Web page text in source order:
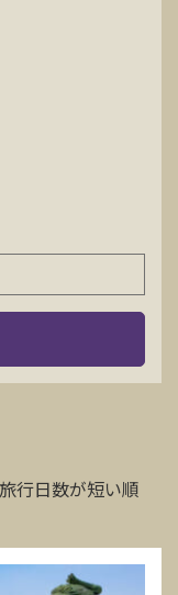
わせ
検索
旅行日数が短い順